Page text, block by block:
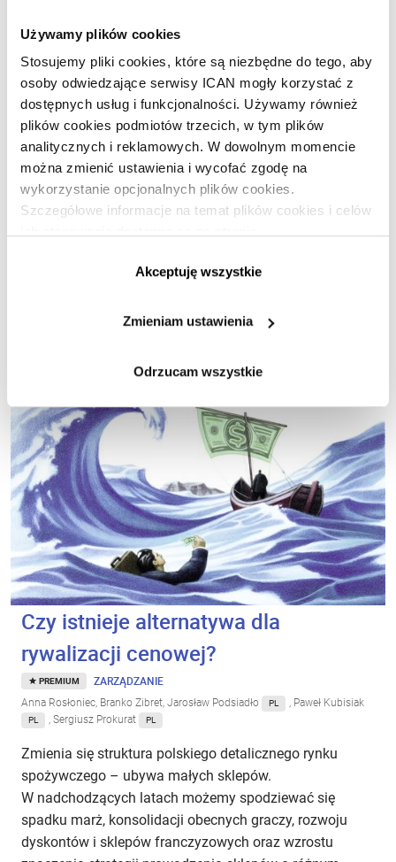
Używamy plików cookies
Stosujemy pliki cookies, które są niezbędne do tego, aby
osoby odwiedzające serwisy ICAN mogły korzystać z
dostępnych usług i funkcjonalności. Używamy również
plików cookies podmiotów trzecich, w tym plików
analitycznych i reklamowych. W dowolnym momencie
można zmienić ustawienia i wycofać zgodę na
wykorzystanie opcjonalnych plików cookies.
Szczegółowe informacje na temat plików cookies i celów
Akceptuję wszystkie
Zmieniam ustawienia
Odrzucam wszystkie
Sztuka efektywnego wydawania
pieniędzy na marketing
PREMIUM
MARKETING I SPRZEDAŻ·KOSZTY·MARKETING STRATEGICZNY
efektywnie rozdzielane? Aby zoptymalizować wydatki
Czy istnieje alternatywa dla
rywalizacji cenowej?
PREMIUM ZARZĄDZANIE
Anna Rosłoniec, Branko Zibret, Jarosław Podsiadło PL , Paweł Kubisiak
PL , Sergiusz Prokurat PL
Zmienia się struktura polskiego detalicznego rynku
spożywczego – ubywa małych sklepów.
W nadchodzących latach możemy spodziewać się
spadku marż, konsolidacji obecnych graczy, rozwoju
dyskontów i sklepów franczyzowych oraz wzrostu